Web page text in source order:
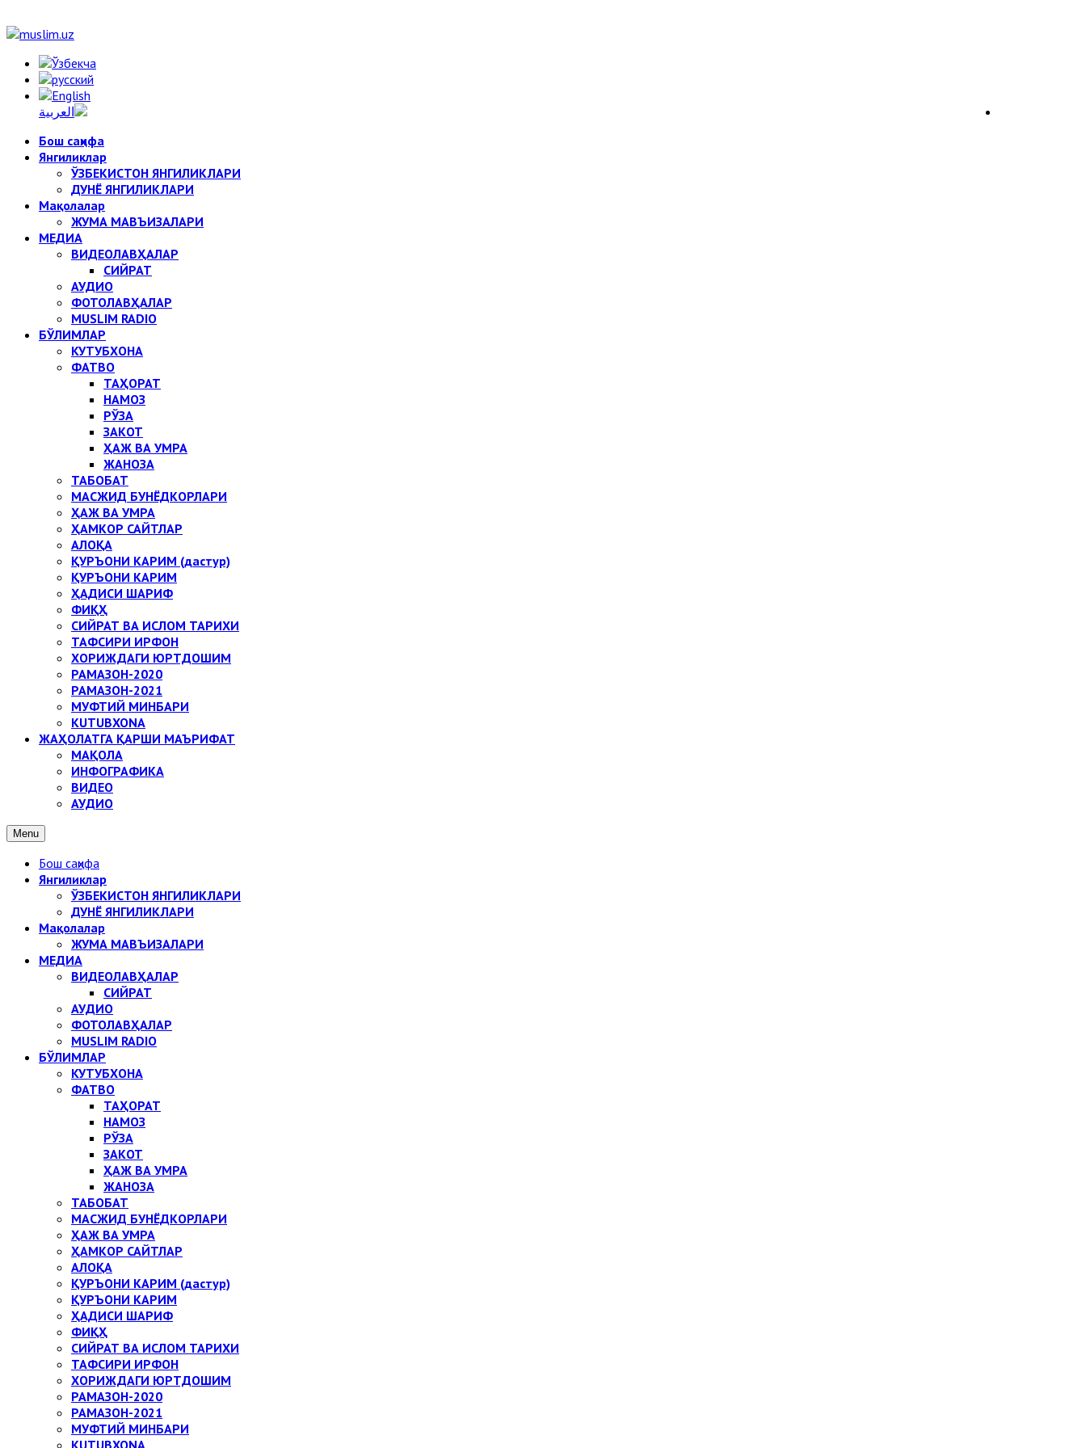
Бош саҳифа
Янгиликлар
ЎЗБЕКИСТОН ЯНГИЛИКЛАРИ
ДУНЁ ЯНГИЛИКЛАРИ
Мақолалар
ЖУМА МАВЪИЗАЛАРИ
МЕДИА
ВИДЕОЛАВҲАЛАР
СИЙРАТ
АУДИО
ФОТОЛАВҲАЛАР
MUSLIM RADIO
БЎЛИМЛАР
КУТУБХОНА
ФАТВО
ТАҲОРАТ
НАМОЗ
РЎЗА
ЗАКОТ
ҲАЖ ВА УМРА
ЖАНОЗА
ТАБОБАТ
МАСЖИД БУНЁДКОРЛАРИ
ҲАЖ ВА УМРА
ҲАМКОР САЙТЛАР
АЛОҚА
ҚУРЪОНИ КАРИМ (дастур)
ҚУРЪОНИ КАРИМ
ҲАДИСИ ШАРИФ
ФИҚҲ
СИЙРАТ ВА ИСЛОМ ТАРИХИ
ТАФСИРИ ИРФОН
ХОРИЖДАГИ ЮРТДОШИМ
РАМАЗОН-2020
РАМАЗОН-2021
МУФТИЙ МИНБАРИ
KUTUBXONA
ЖАҲОЛАТГА ҚАРШИ МАЪРИФАТ
МАҚОЛА
ИНФОГРАФИКА
ВИДЕО
АУДИО
Menu
Бош саҳифа
Янгиликлар
ЎЗБЕКИСТОН ЯНГИЛИКЛАРИ
ДУНЁ ЯНГИЛИКЛАРИ
Мақолалар
ЖУМА МАВЪИЗАЛАРИ
МЕДИА
ВИДЕОЛАВҲАЛАР
СИЙРАТ
АУДИО
ФОТОЛАВҲАЛАР
MUSLIM RADIO
БЎЛИМЛАР
КУТУБХОНА
ФАТВО
ТАҲОРАТ
НАМОЗ
РЎЗА
ЗАКОТ
ҲАЖ ВА УМРА
ЖАНОЗА
ТАБОБАТ
МАСЖИД БУНЁДКОРЛАРИ
ҲАЖ ВА УМРА
ҲАМКОР САЙТЛАР
АЛОҚА
ҚУРЪОНИ КАРИМ (дастур)
ҚУРЪОНИ КАРИМ
ҲАДИСИ ШАРИФ
ФИҚҲ
СИЙРАТ ВА ИСЛОМ ТАРИХИ
ТАФСИРИ ИРФОН
ХОРИЖДАГИ ЮРТДОШИМ
РАМАЗОН-2020
РАМАЗОН-2021
МУФТИЙ МИНБАРИ
KUTUBXONA